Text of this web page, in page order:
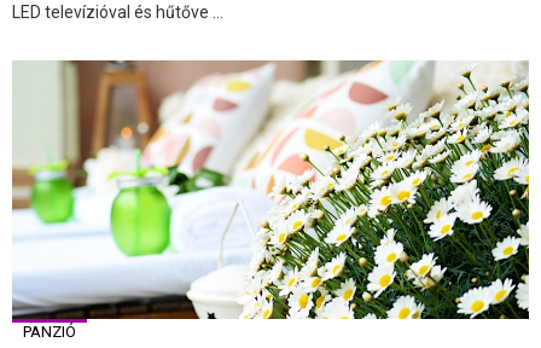
LED televízióval és hűtőve ...
PANZIÓ